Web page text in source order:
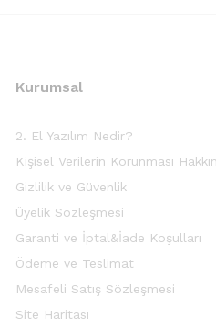
Kurumsal
2. El Yazılım Nedir?
Kişisel Verilerin Korunması
Gizlilik ve Güvenlik
Üyelik Sözleşmesi
Garanti ve İptal&İade Koşulları
Ödeme ve Teslimat
Mesafeli Satış Sözleşmesi
Site Haritası